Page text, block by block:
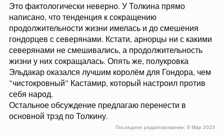
Это фактологически неверно. У Толкина прямо
написано, что тенденция к сокращению
продолжительности жизни имелась и до смешения
гондорцев с северянами. Кстати, арнорцы ни с какими
северянами не смешивались, а продолжительность
жизни у них сокращалась. Опять же, полукровка
Эльдакар оказался лучшим королём для Гондора, чем
"чистокровный" Кастамир, который настроил против
себя народ.
Остальное обсуждение предлагаю перенести в
основной трэд по Толкину.
Последнее редактирование: 9 Мар 2023